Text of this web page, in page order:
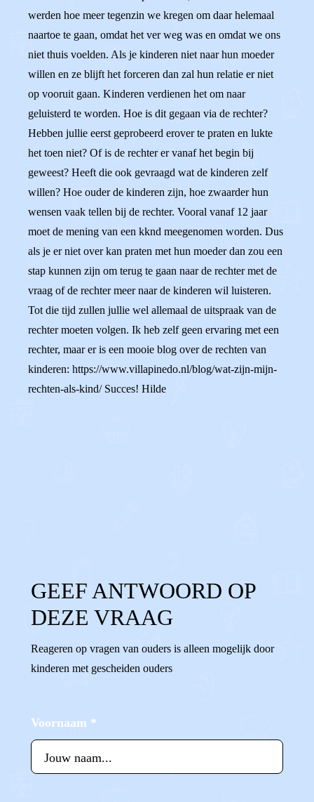
werden hoe meer tegenzin we kregen om daar helemaal
naartoe te gaan, omdat het ver weg was en omdat we ons
niet thuis voelden. Als je kinderen niet naar hun moeder
willen en ze blijft het forceren dan zal hun relatie er niet
op vooruit gaan. Kinderen verdienen het om naar
geluisterd te worden. Hoe is dit gegaan via de rechter?
Hebben jullie eerst geprobeerd erover te praten en lukte
het toen niet? Of is de rechter er vanaf het begin bij
geweest? Heeft die ook gevraagd wat de kinderen zelf
willen? Hoe ouder de kinderen zijn, hoe zwaarder hun
wensen vaak tellen bij de rechter. Vooral vanaf 12 jaar
moet de mening van een kknd meegenomen worden. Dus
als je er niet over kan praten met hun moeder dan zou een
stap kunnen zijn om terug te gaan naar de rechter met de
vraag of de rechter meer naar de kinderen wil luisteren.
Tot die tijd zullen jullie wel allemaal de uitspraak van de
rechter moeten volgen. Ik heb zelf geen ervaring met een
rechter, maar er is een mooie blog over de rechten van
kinderen: https://www.villapinedo.nl/blog/wat-zijn-mijn-
rechten-als-kind/ Succes! Hilde
GEEF ANTWOORD OP
DEZE VRAAG
Reageren op vragen van ouders is alleen mogelijk door
kinderen met gescheiden ouders
Voornaam *